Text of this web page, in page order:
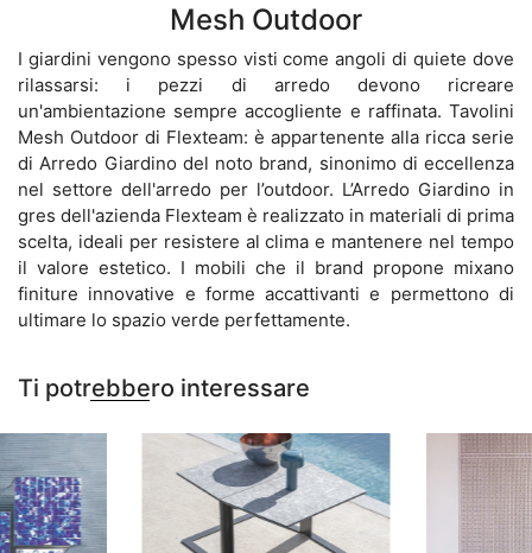
Mesh Outdoor
I giardini vengono spesso visti come angoli di quiete dove
rilassarsi: i pezzi di arredo devono ricreare
un'ambientazione sempre accogliente e raffinata. Tavolini
Mesh Outdoor di Flexteam: è appartenente alla ricca serie
di Arredo Giardino del noto brand, sinonimo di eccellenza
nel settore dell'arredo per l’outdoor. L’Arredo Giardino in
gres dell'azienda Flexteam è realizzato in materiali di prima
scelta, ideali per resistere al clima e mantenere nel tempo
il valore estetico. I mobili che il brand propone mixano
finiture innovative e forme accattivanti e permettono di
ultimare lo spazio verde perfettamente.
Ti potrebbero interessare